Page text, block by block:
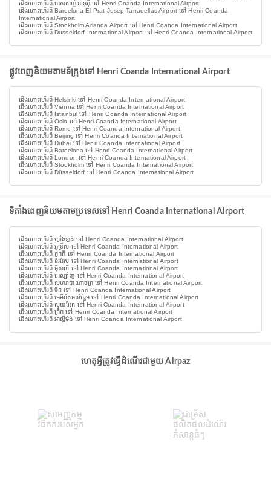
ជើងហោះហើរពី អាកាសយ៉ូន ឌុប៉ី ទៅ Henri Coanda International Airport
ជើងហោះហើរពី Barcelona El Prat Josep Tarradellas Airport ទៅ Henri Coanda
International Airport
ជើងហោះហើរពី Stockholm Arlanda Airport ទៅ Henri Coanda International Airport
ជើងហោះហើរពី Dusseldorf International Airport ទៅ Henri Coanda International Airport
ផ្លូវពេញនិយមតាមទីក្រុងទៅ Henri Coanda International Airport
ជើងហោះហើរពី Helsinki ទៅ Henri Coanda International Airport
ជើងហោះហើរពី Vienna ទៅ Henri Coanda International Airport
ជើងហោះហើរពី Istanbul ទៅ Henri Coanda International Airport
ជើងហោះហើរពី Oslo ទៅ Henri Coanda International Airport
ជើងហោះហើរពី Rome ទៅ Henri Coanda International Airport
ជើងហោះហើរពី Beijing ទៅ Henri Coanda International Airport
ជើងហោះហើរពី Dubai ទៅ Henri Coanda International Airport
ជើងហោះហើរពី Barcelona ទៅ Henri Coanda International Airport
ជើងហោះហើរពី London ទៅ Henri Coanda International Airport
ជើងហោះហើរពី Stockholm ទៅ Henri Coanda International Airport
ជើងហោះហើរពី Düsseldorf ទៅ Henri Coanda International Airport
ទីតាំងពេញនិយមតាមប្រទេសទៅ Henri Coanda International Airport
ជើងហោះហើរពី ហ្វាំងឡង់ ទៅ Henri Coanda International Airport
ជើងហោះហើរពី អូទ្រីស ទៅ Henri Coanda International Airport
ជើងហោះហើរពី តួកគី ទៅ Henri Coanda International Airport
ជើងហោះហើរពី ន័រវែស ទៅ Henri Coanda International Airport
ជើងហោះហើរពី អ៊ីតាលី ទៅ Henri Coanda International Airport
ជើងហោះហើរពី អេស្ប៉ាញ ទៅ Henri Coanda International Airport
ជើងហោះហើរពី សហរាជាណាចក្រ ទៅ Henri Coanda International Airport
ជើងហោះហើរពី ចិន ទៅ Henri Coanda International Airport
ជើងហោះហើរពី អេមីរ៉ាតអារ៉ាប់រួម ទៅ Henri Coanda International Airport
ជើងហោះហើរពី ស៊ុយអែត ទៅ Henri Coanda International Airport
ជើងហោះហើរពី ក្រិក ទៅ Henri Coanda International Airport
ជើងហោះហើរពី អាល្លឺម៉ង់ ទៅ Henri Coanda International Airport
ហេតុអ្វីត្រូវធ្វើដំណើរជាមួយ Airpaz